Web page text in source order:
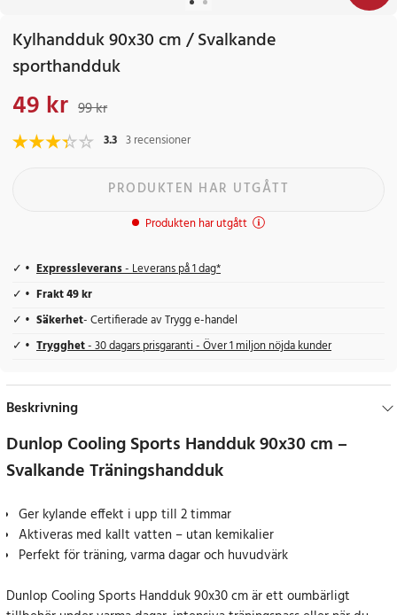
Kylhandduk 90x30 cm / Svalkande
sporthandduk
Nuvarande pris
49 kr 99 kr
3.3 3 recensioner
PRODUKTEN HAR UTGÅTT
Produkten har utgått
Expressleverans- Leverans på 1 dag*
Frakt 49 kr
Säkerhet- Certifierade av Trygg e-handel
Trygghet- 30 dagars prisgaranti - Över 1 miljon nöjda kunder
Beskrivning
Dunlop Cooling Sports Handduk 90x30 cm –
Svalkande Träningshandduk
Ger kylande effekt i upp till 2 timmar
Aktiveras med kallt vatten – utan kemikalier
Perfekt för träning, varma dagar och huvudvärk
Dunlop Cooling Sports Handduk 90x30 cm är ett oumbärligt